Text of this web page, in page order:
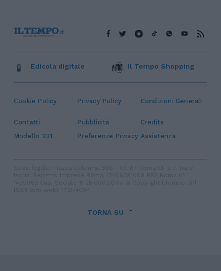
Cookie Policy Privacy Policy Condizioni Generali
Contatti Pubblicità
Credits
Modello 231
Preferenze Privacy Assistenza
Edicola digitale Il Tempo Shopping
TORNA SU